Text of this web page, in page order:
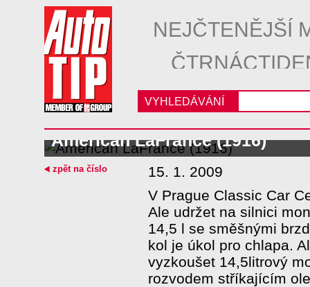
NEJČTENĚJŠÍ
VYHLEDÁVÁNÍ
American LaFrance (1916)
15. 1. 2009
V Prague Classic Car
Ale udržet na silnici
14,5 l se směšnými
kol je úkol pro chlapa.
vyzkoušet 14,5litrový
rozvodem stříkajícím
zpět na číslo